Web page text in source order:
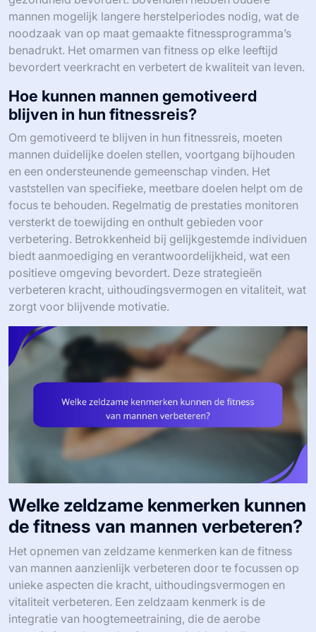
mannen mogelijk langere herstelperiodes nodig, wat de
noodzaak van op maat gemaakte fitnessprogramma’s
benadrukt. Het omarmen van fitness op elke leeftijd
bevordert veerkracht en verbetert de kwaliteit van leven.
Hoe kunnen mannen gemotiveerd
blijven in hun fitnessreis?
Om gemotiveerd te blijven in hun fitnessreis, moeten
mannen duidelijke doelen stellen, voortgang bijhouden
en een ondersteunende gemeenschap vinden. Het
vaststellen van specifieke, meetbare doelen helpt om de
focus te behouden. Regelmatig de prestaties monitoren
versterkt de toewijding en onthult gebieden voor
verbetering. Betrokkenheid bij gelijkgestemde individuen
biedt aanmoediging en verantwoordelijkheid, wat een
positieve omgeving bevordert. Deze strategieën
verbeteren kracht, uithoudingsvermogen en vitaliteit, wat
zorgt voor blijvende motivatie.
Welke zeldzame kenmerken kunnen
de fitness van mannen verbeteren?
Het opnemen van zeldzame kenmerken kan de fitness
van mannen aanzienlijk verbeteren door te focussen op
unieke aspecten die kracht, uithoudingsvermogen en
vitaliteit verbeteren. Een zeldzaam kenmerk is de
integratie van hoogtemeetraining, die de aerobe